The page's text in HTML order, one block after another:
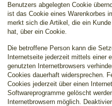
Benutzers abgelegten Cookie
ist das Cookie eines Warenkorbes
merkt sich die Artikel, die ein
hat, über ein Cookie.
Die betroffene Person kann die
Internetseite jederzeit mittels einer
genutzten Internetbrowsers
Cookies dauerhaft widersprechen.
Cookies jederzeit über einen
Softwareprogramme gelöscht
Internetbrowsern möglich.